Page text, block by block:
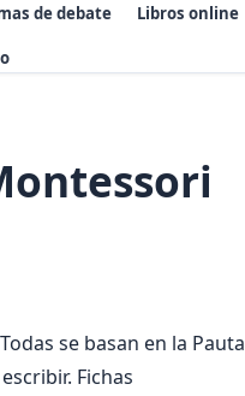
de debate Libros online
se basan en la Pauta
Fichas